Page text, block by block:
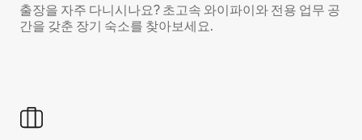
출장을 자주 다니시나요? 초고속 와이파이와 전용 업무 공
간을 갖춘 장기 숙소를 찾아보세요.